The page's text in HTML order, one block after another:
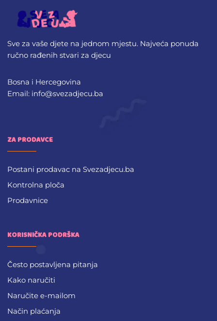
Sve za vaše djete na jednom mjestu. Najveća ponuda
ručno rađenih stvari za djecu
Bosna i Hercegovina
Email: info@svezadjecu.ba
ZA PRODAVCE
Postani prodavac na Svezadjecu.ba
Kontrolna ploča
Prodavnice
KORISNIČKA PODRŠKA
Često postavljena pitanja
Kako naručiti
Naručite e-mailom
Način plaćanja